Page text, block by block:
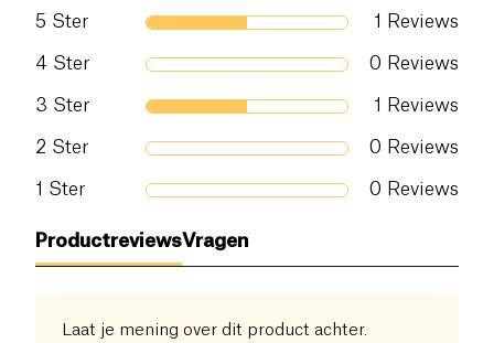
glutamine, Boswelia Serrata en Aloë Vera.
Kan sporen van soja en melk bevatten.
5 Ster 1 Reviews
4 Ster 0 Reviews
3 Ster 1 Reviews
2 Ster 0 Reviews
1 Ster 0 Reviews
ProductreviewsVragen
Laat je mening over dit product achter.